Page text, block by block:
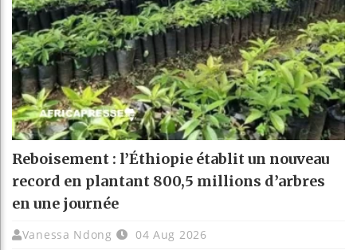
Reboisement : l’Éthiopie établit un nouveau
record en plantant 800,5 millions d’arbres
en une journée
Vanessa Ndong 04 Aug 2026